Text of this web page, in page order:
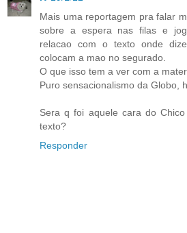
Mais uma reportagem pra falar
sobre a espera nas filas e
relacao com o texto onde
colocam a mao no segurado.
O que isso tem a ver com a
Puro sensacionalismo da Globo,
Sera q foi aquele cara do
texto?
Responder